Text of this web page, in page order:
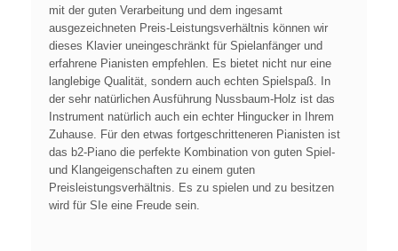
mit der guten Verarbeitung und dem ingesamt
ausgezeichneten Preis-Leistungsverhältnis können wir
dieses Klavier uneingeschränkt für Spielanfänger und
erfahrene Pianisten empfehlen. Es bietet nicht nur eine
langlebige Qualität, sondern auch echten Spielspaß. In
der sehr natürlichen Ausführung Nussbaum-Holz ist das
Instrument natürlich auch ein echter Hingucker in Ihrem
Zuhause. Für den etwas fortgeschritteneren Pianisten ist
das b2-Piano die perfekte Kombination von guten Spiel-
und Klangeigenschaften zu einem guten
Preisleistungsverhältnis. Es zu spielen und zu besitzen
wird für SIe eine Freude sein.